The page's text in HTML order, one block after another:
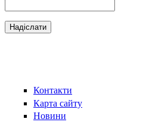
Контакти
Карта сайту
Новини